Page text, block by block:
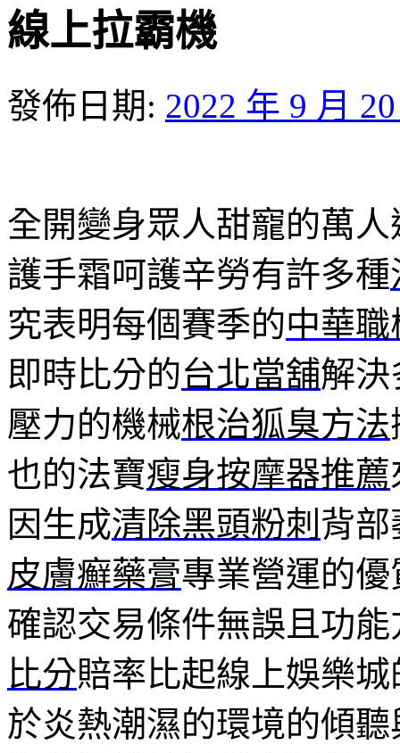
線上拉霸機
發佈日期: 2022 年 9 月
全開變身眾人甜寵的萬人
護手霜呵護辛勞有許多種
究表明每個賽季的中華
即時比分的台北當舖解決
壓力的機械根治狐臭方法
也的法寶瘦身按摩器推薦
因生成清除黑頭粉刺 背
皮膚癬藥膏專業營運的
確認交易條件無誤且功
比分賠率比起線上娛樂
於炎熱潮濕的環境的傾聽